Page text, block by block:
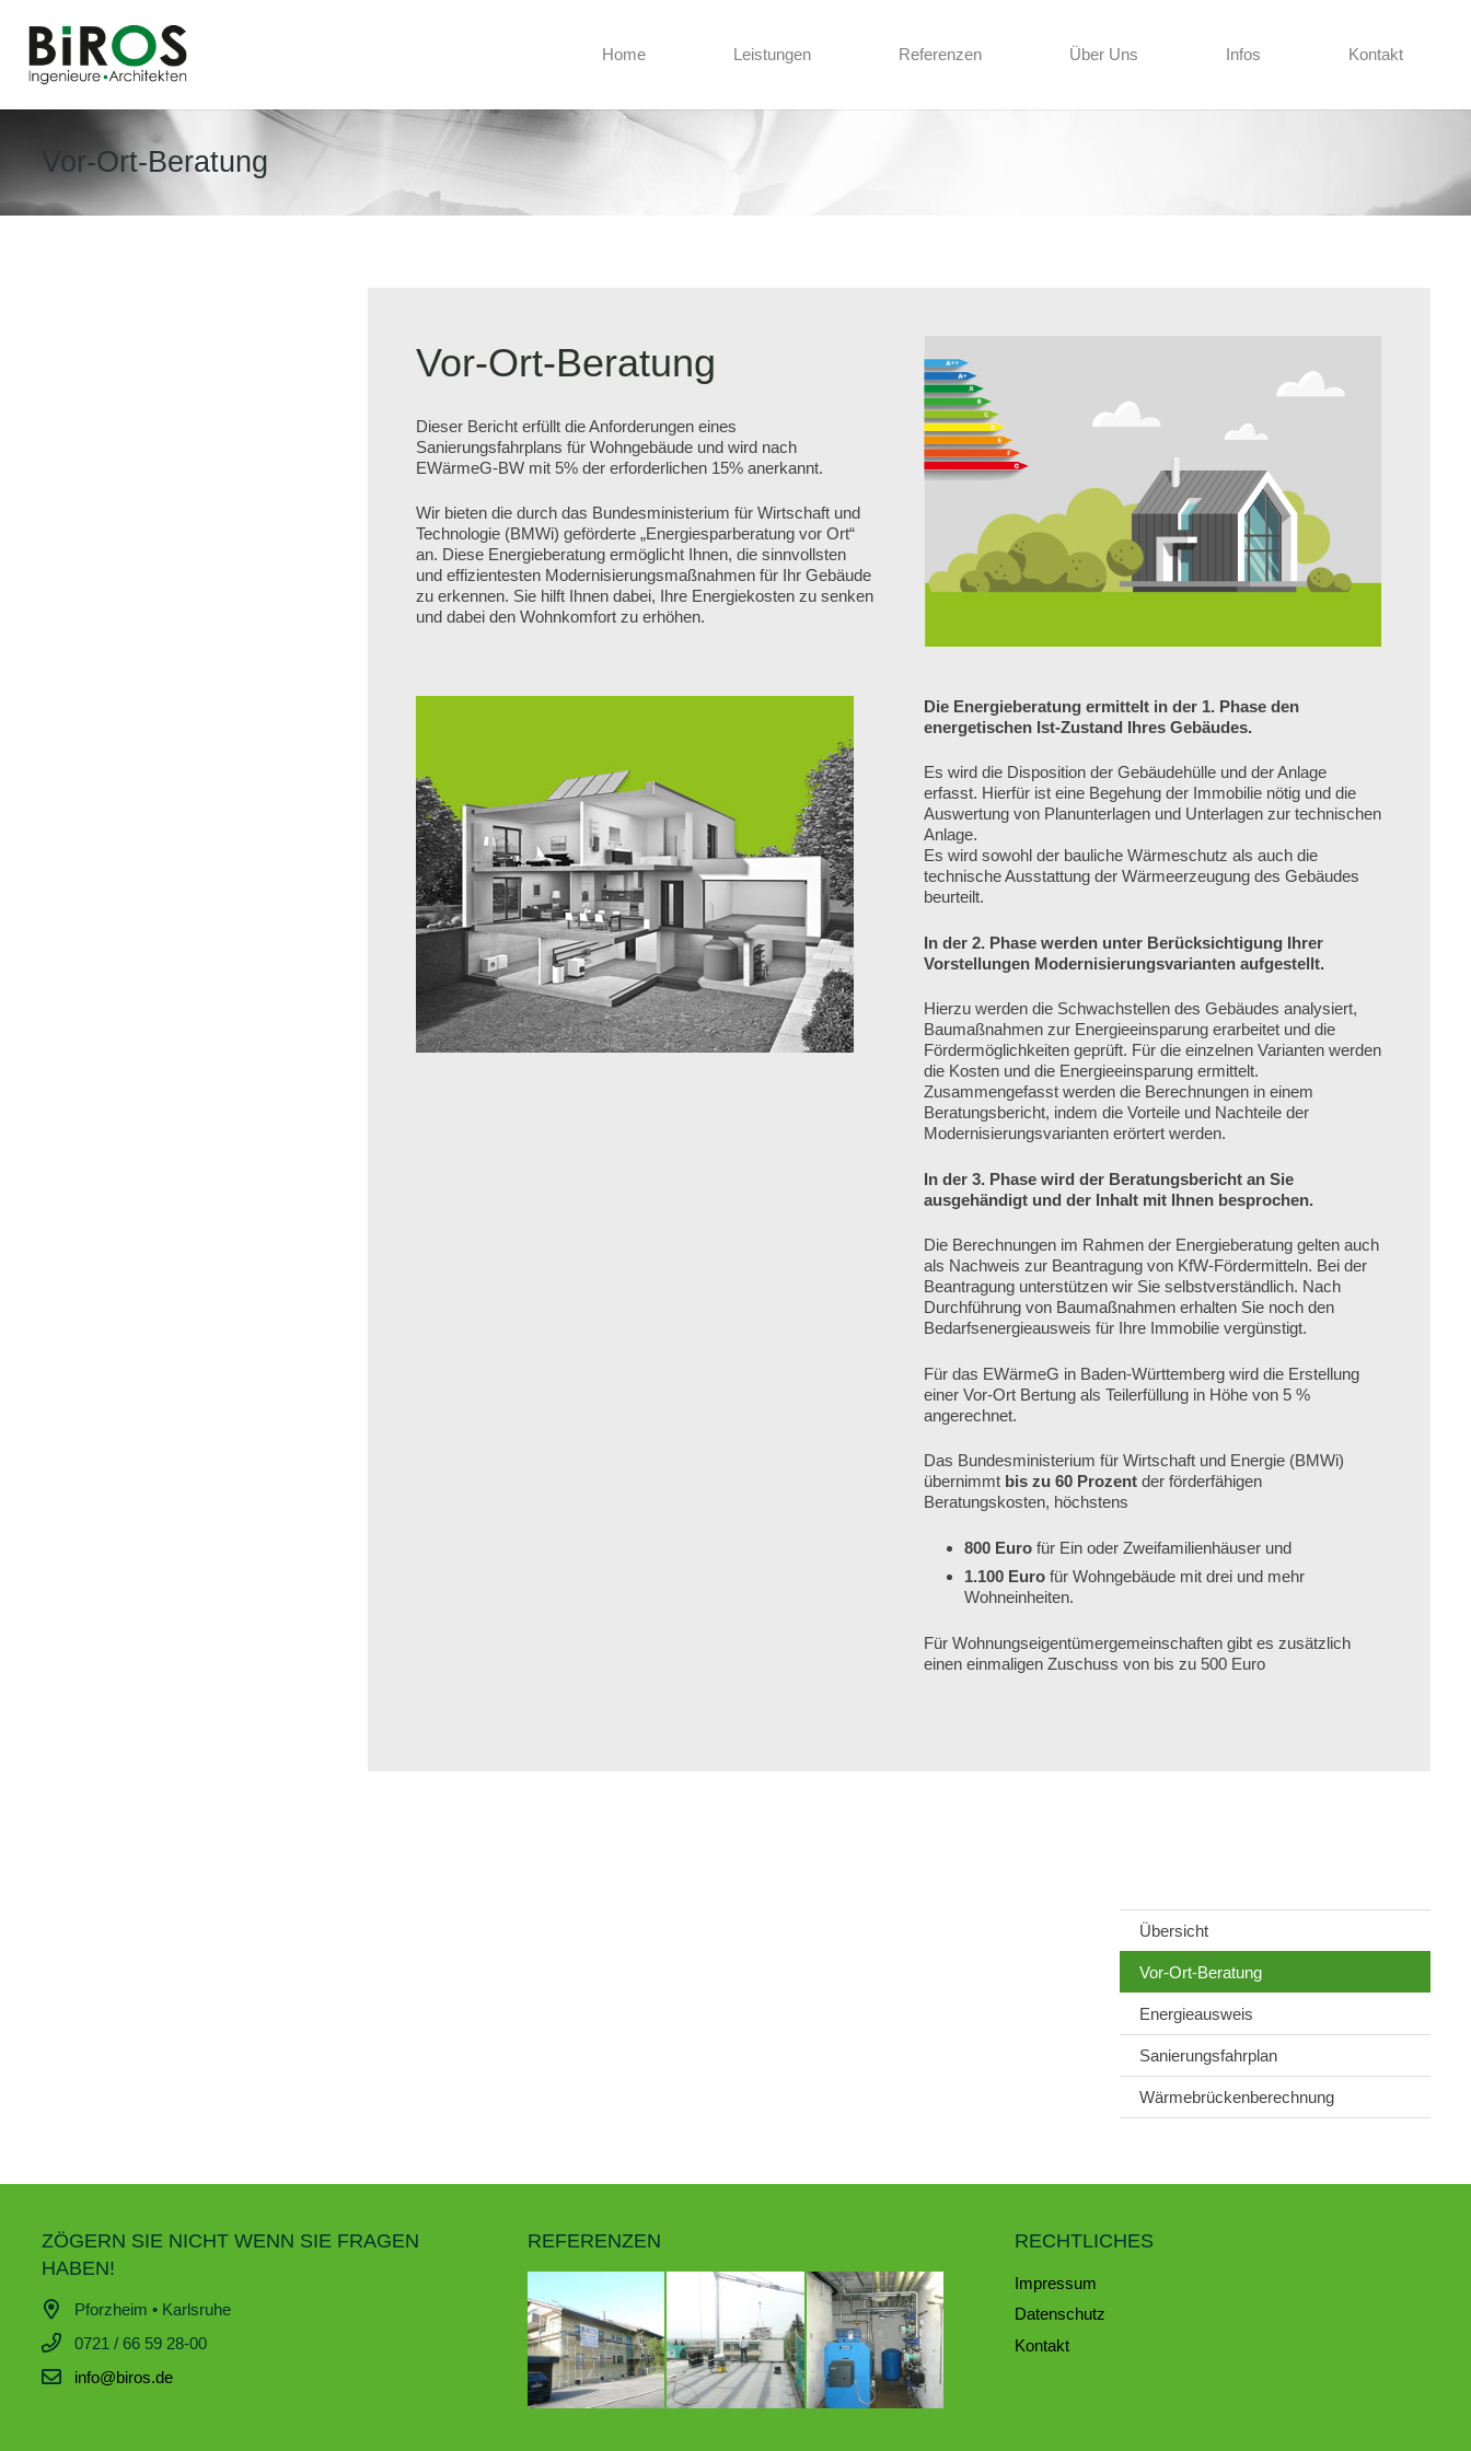
Home Leistungen Referenzen Über Uns Infos Kontakt
Vor-Ort-Beratung
Vor-Ort-Beratung
Dieser Bericht erfüllt die Anforderungen eines
Sanierungsfahrplans für Wohngebäude und wird nach
EWärmeG-BW mit 5% der erforderlichen 15% anerkannt.
Wir bieten die durch das Bundesministerium für Wirtschaft und
Technologie (BMWi) geförderte „Energiesparberatung vor Ort“
an. Diese Energieberatung ermöglicht Ihnen, die sinnvollsten
und effizientesten Modernisierungsmaßnahmen für Ihr Gebäude
zu erkennen. Sie hilft Ihnen dabei, Ihre Energiekosten zu senken
und dabei den Wohnkomfort zu erhöhen.
Die Energieberatung ermittelt in der 1. Phase den
energetischen Ist-Zustand Ihres Gebäudes.
Es wird die Disposition der Gebäudehülle und der Anlage
erfasst. Hierfür ist eine Begehung der Immobilie nötig und die
Auswertung von Planunterlagen und Unterlagen zur technischen
Anlage.
Es wird sowohl der bauliche Wärmeschutz als auch die
technische Ausstattung der Wärmeerzeugung des Gebäudes
beurteilt.
In der 2. Phase werden unter Berücksichtigung Ihrer
Vorstellungen Modernisierungsvarianten aufgestellt.
Hierzu werden die Schwachstellen des Gebäudes analysiert,
Baumaßnahmen zur Energieeinsparung erarbeitet und die
Fördermöglichkeiten geprüft. Für die einzelnen Varianten werden
die Kosten und die Energieeinsparung ermittelt.
Zusammengefasst werden die Berechnungen in einem
Beratungsbericht, indem die Vorteile und Nachteile der
Modernisierungsvarianten erörtert werden.
In der 3. Phase wird der Beratungsbericht an Sie
ausgehändigt und der Inhalt mit Ihnen besprochen.
Die Berechnungen im Rahmen der Energieberatung gelten auch
als Nachweis zur Beantragung von KfW-Fördermitteln. Bei der
Beantragung unterstützen wir Sie selbstverständlich. Nach
Durchführung von Baumaßnahmen erhalten Sie noch den
Bedarfsenergieausweis für Ihre Immobilie vergünstigt.
Für das EWärmeG in Baden-Württemberg wird die Erstellung
einer Vor-Ort Bertung als Teilerfüllung in Höhe von 5 %
angerechnet.
Das Bundesministerium für Wirtschaft und Energie (BMWi)
übernimmt bis zu 60 Prozentder förderfähigen
Beratungskosten, höchstens
800 Euro für Ein oder Zweifamilienhäuser und
1.100 Euro für Wohngebäude mit drei und mehr
Wohneinheiten.
Für Wohnungseigentümergemeinschaften gibt es zusätzlich
einen einmaligen Zuschuss von bis zu 500 Euro
Übersicht
Vor-Ort-Beratung
Energieausweis
Sanierungsfahrplan
Wärmebrückenberechnung
ZÖGERN SIE NICHT WENN SIE FRAGEN
HABEN!
Pforzheim • Karlsruhe
0721 / 66 59 28-00
info@biros.de
REFERENZEN RECHTLICHES
Impressum
Datenschutz
Kontakt